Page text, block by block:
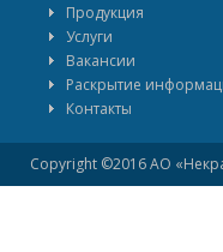
Продукция
Услуги
Вакансии
Раскрытие
Контакты
Copyright ©2016 АО